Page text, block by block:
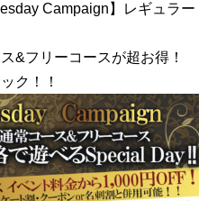
Campaign】レギュラー
&フリーコースが超お得！
ク！！